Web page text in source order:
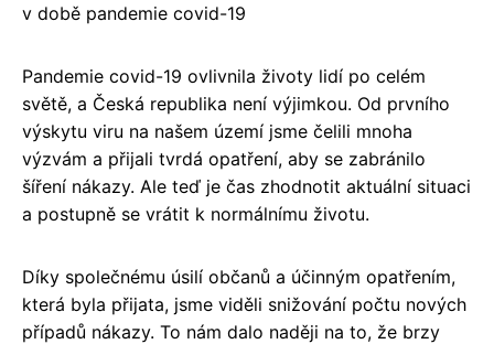
v době pandemie covid-19
Pandemie covid-19 ovlivnila životy lidí po celém
světě, a Česká republika není výjimkou. Od prvního
výskytu viru na našem území jsme čelili mnoha
výzvám a přijali tvrdá opatření, aby se zabránilo
šíření nákazy. Ale teď je čas zhodnotit aktuální situaci
a postupně se vrátit k normálnímu životu.
Díky společnému úsilí občanů a účinným opatřením,
která byla přijata, jsme viděli snižování počtu nových
případů nákazy. To nám dalo naději na to, že brzy